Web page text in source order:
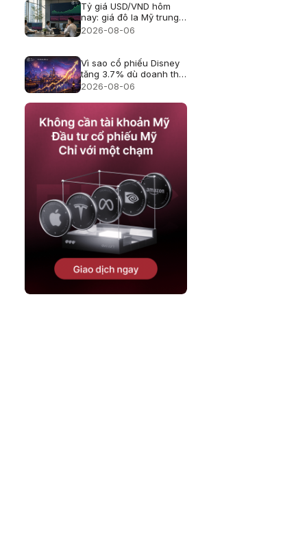
Tỷ giá USD/VND hôm
nay: giá đô la Mỹ trung
tâm lên 25.433, USD
2026-08-06
Vì sao cổ phiếu Disney
tăng 3.7% dù doanh thu
hụt kỳ vọng?
2026-08-06